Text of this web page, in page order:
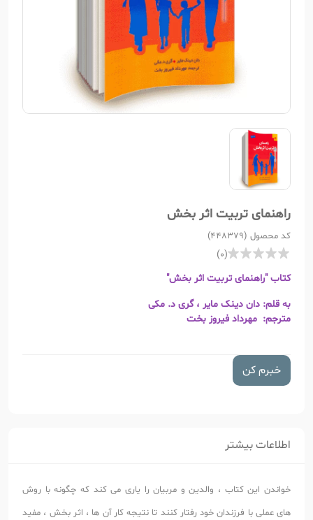
راهنمای تربیت اثر بخش
کد محصول (448379)
(0)
کتاب "راهنمای تربیت اثر بخش"
به قلم: دان دینک مایر ، گری د. مکی
مترجم: مهرداد فیروز بخت
خبرم کن
اطلاعات بیشتر
خواندن این کتاب ، والدین و مربیان را یاری می کند که چگونه با روش
های عملی با فرزندان خود رفتار کنند تا نتیجه کار آن ها ، اثر بخش ، مفید